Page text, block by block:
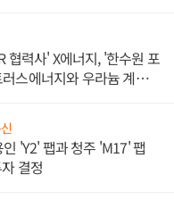
협력사' X에너지, '한수원 포
스에너지와 우라늄 계약
'Y2' 팹과 청주 'M17' 팹
결정